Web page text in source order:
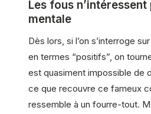
Les fous
mentale
Dès lors, si l’on s’interroge
en termes “positifs”, on
est quasiment impossible de
ce que recouvre ce fameux
ressemble à un fourre-tout.